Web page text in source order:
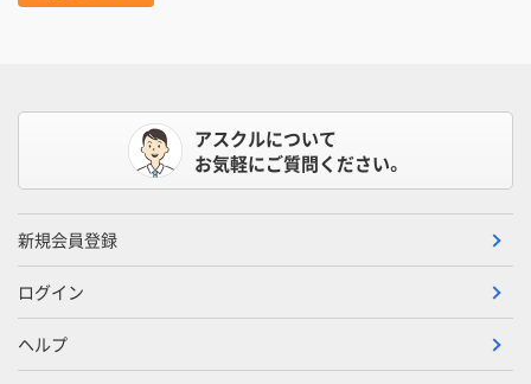
アスクルについて
お気軽にご質問ください。
新規会員登録
ログイン
ヘルプ